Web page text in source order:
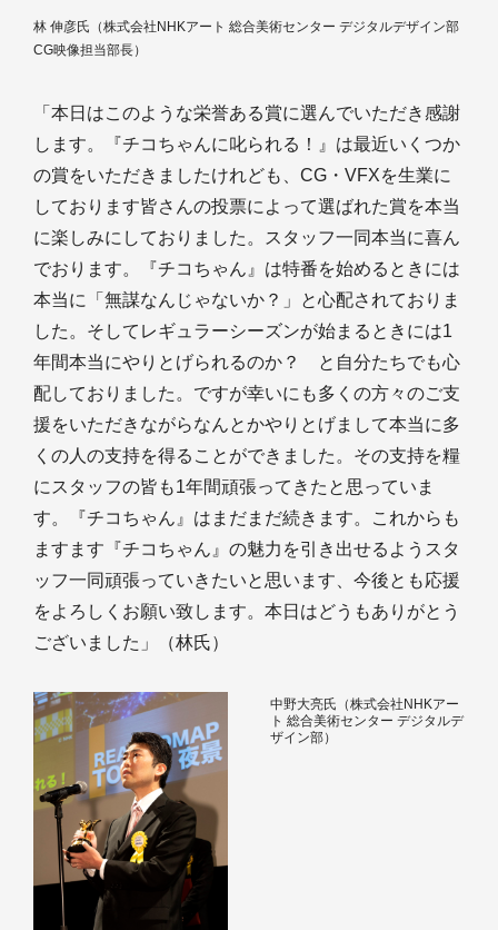
林 伸彦氏（株式会社NHKアート 総合美術センター デジタルデザイン部
CG映像担当部長）
「本日はこのような栄誉ある賞に選んでいただき感謝
します。『チコちゃんに叱られる！』は最近いくつか
の賞をいただきましたけれども、CG・VFXを生業に
しております皆さんの投票によって選ばれた賞を本当
に楽しみにしておりました。スタッフ一同本当に喜ん
でおります。『チコちゃん』は特番を始めるときには
本当に「無謀なんじゃないか？」と心配されておりま
した。そしてレギュラーシーズンが始まるときには1
年間本当にやりとげられるのか？ と自分たちでも心
配しておりました。ですが幸いにも多くの方々のご支
援をいただきながらなんとかやりとげまして本当に多
くの人の支持を得ることができました。その支持を糧
にスタッフの皆も1年間頑張ってきたと思っていま
す。『チコちゃん』はまだまだ続きます。これからも
ますます『チコちゃん』の魅力を引き出せるようスタ
ッフ一同頑張っていきたいと思います、今後とも応援
をよろしくお願い致します。本日はどうもありがとう
ございました」（林氏）
中野大亮氏（株式会社NHKアー
ト 総合美術センター デジタルデ
ザイン部）